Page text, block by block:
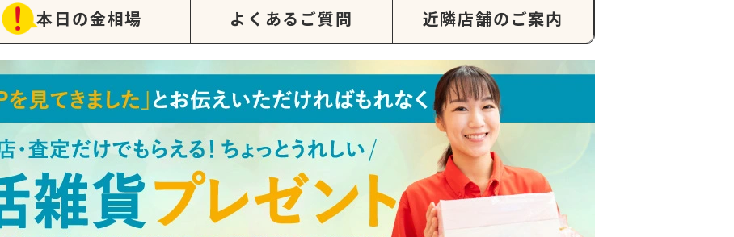
本日の金相場 よくあるご質問 近隣店舗のご案内